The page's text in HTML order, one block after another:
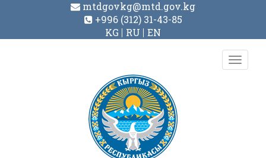
mtdgovkg@mtd.gov.kg
+996 (312) 31-43-85
KG
RU EN
Toggle